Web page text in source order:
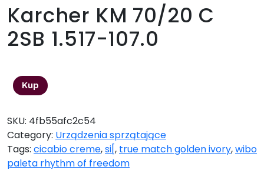
Karcher KM 70/20 C
2SB 1.517-107.0
Kup
SKU: 4fb55afc2c54
Category: Urządzenia sprzątające
Tags: cicabio creme,si[, true match golden ivory,wibo
paleta rhythm of freedom